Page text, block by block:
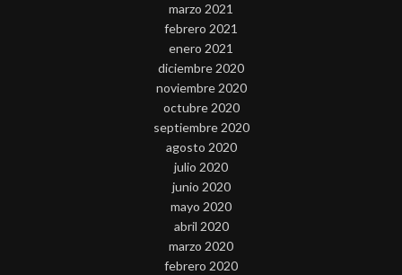
marzo 2021
febrero 2021
enero 2021
diciembre 2020
noviembre 2020
octubre 2020
septiembre 2020
agosto 2020
julio 2020
junio 2020
mayo 2020
abril 2020
marzo 2020
febrero 2020